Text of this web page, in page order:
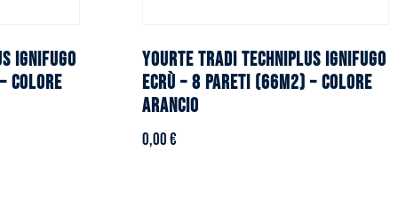
ignifugo
Colore
YOURTE TRADI TECHNIPLUS ignifugo
ecrù – 8 pareti (66m2) – Colore
arancio
0,00€